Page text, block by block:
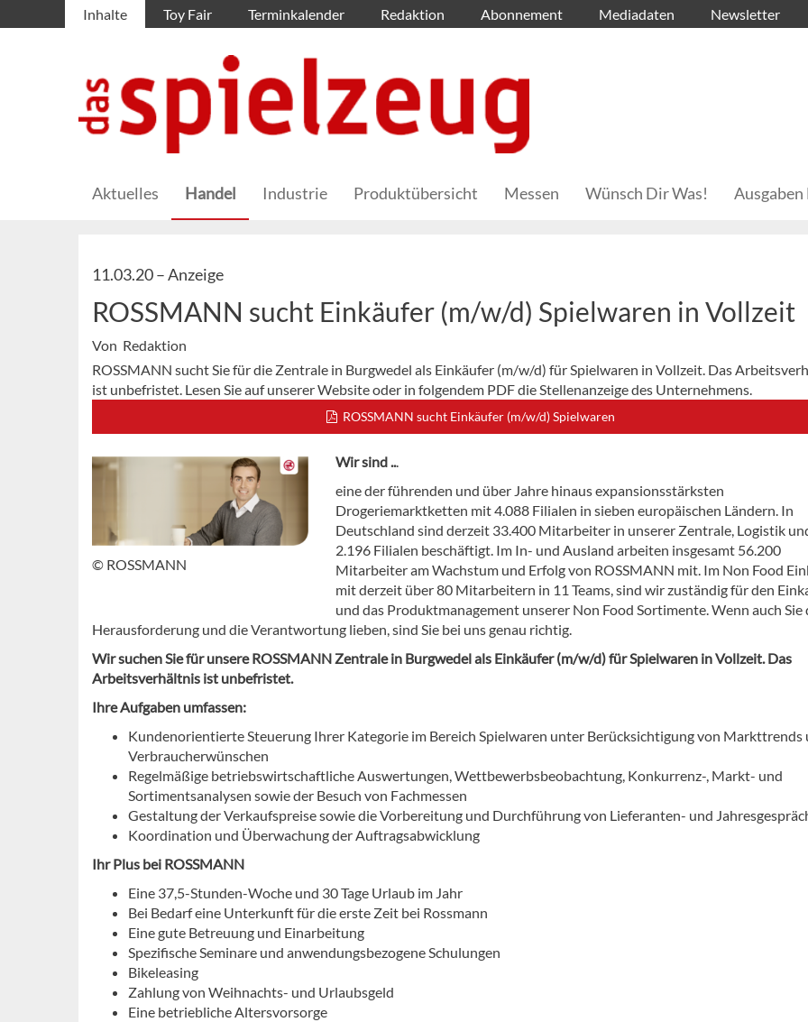
Inhalte Toy Fair Terminkalender Redaktion Abonnement Mediadaten Newsletter
Aktuelles Handel Industrie Produktübersicht Messen Wünsch Dir Was!
11.03.20 –Anzeige
ROSSMANN sucht Einkäufer (m/w/d) Spielwaren in Vollzeit
Von Redaktion
ROSSMANN sucht Sie für die Zentrale in Burgwedel als Einkäufer (m/w/d) für Spielwaren in Vollzeit. Das
ist unbefristet. Lesen Sie auf unserer Website oder in folgendem PDF die Stellenanzeige des Unternehmens.
ROSSMANN sucht Einkäufer (m/w/d) Spielwaren
© ROSSMANN
Wir sind ...
eine der führenden und über Jahre hinaus expansionsstärksten
Drogeriemarktketten mit 4.088 Filialen in sieben europäischen Ländern. In
Deutschland sind derzeit 33.400 Mitarbeiter in unserer Zentrale, Logistik
2.196 Filialen beschäftigt. Im In- und Ausland arbeiten insgesamt 56.200
Mitarbeiter am Wachstum und Erfolg von ROSSMANN mit. Im Non Food
mit derzeit über 80 Mitarbeitern in 11 Teams, sind wir zuständig für den
und das Produktmanagement unserer Non Food Sortimente. Wenn auch Sie
Herausforderung und die Verantwortung lieben, sind Sie bei uns genau richtig.
Wir suchen Sie für unsere ROSSMANN Zentrale in Burgwedel als Einkäufer (m/w/d) für Spielwaren in Vollzeit. Das
Arbeitsverhältnis ist unbefristet.
Ihre Aufgaben umfassen:
Kundenorientierte Steuerung Ihrer Kategorie im Bereich Spielwaren unter Berücksichtigung von Markttrends
Verbraucherwünschen
Regelmäßige betriebswirtschaftliche Auswertungen, Wettbewerbsbeobachtung, Konkurrenz-, Markt- und
Sortimentsanalysen sowie der Besuch von Fachmessen
Gestaltung der Verkaufspreise sowie die Vorbereitung und Durchführung von Lieferanten- und
Koordination und Überwachung der Auftragsabwicklung
Ihr Plus bei ROSSMANN
Eine 37,5-Stunden-Woche und 30 Tage Urlaub im Jahr
Bei Bedarf eine Unterkunft für die erste Zeit bei Rossmann
Eine gute Betreuung und Einarbeitung
Spezifische Seminare und anwendungsbezogene Schulungen
Bikeleasing
Zahlung von Weihnachts- und Urlaubsgeld
Eine betriebliche Altersvorsorge